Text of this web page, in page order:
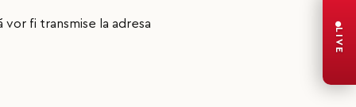
fi transmise la adresa
LIVE